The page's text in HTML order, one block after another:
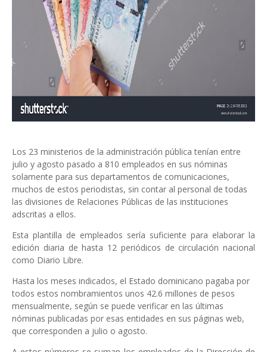
Los 23 ministerios de la administración pública tenían entre
julio y agosto pasado a 810 empleados en sus nóminas
solamente para sus departamentos de comunicaciones,
muchos de estos periodistas, sin contar al personal de todas
las divisiones de Relaciones Públicas de las instituciones
adscritas a ellos.
Esta plantilla de empleados sería suficiente para elaborar la
edición diaria de hasta 12 periódicos de circulación nacional
como Diario Libre.
Hasta los meses indicados, el Estado dominicano pagaba por
todos estos nombramientos unos 42.6 millones de pesos
mensualmente, según se puede verificar en las últimas
nóminas publicadas por esas entidades en sus páginas web,
que corresponden a julio o agosto.